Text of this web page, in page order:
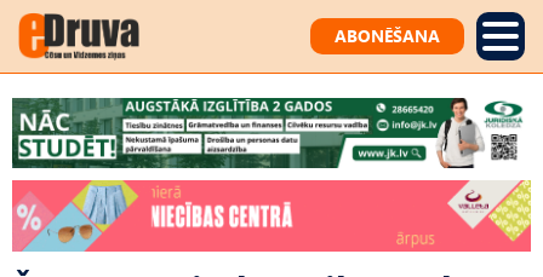
ABONĒŠANA